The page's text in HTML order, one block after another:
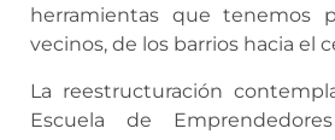
herramientas que tenemos
vecinos, de los barrios hacia el
La reestructuración
Escuela de